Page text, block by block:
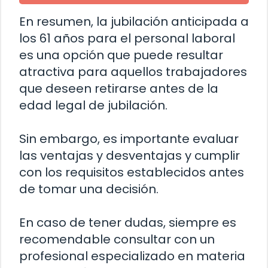
En resumen, la jubilación anticipada a
los 61 años para el personal laboral
es una opción que puede resultar
atractiva para aquellos trabajadores
que deseen retirarse antes de la
edad legal de jubilación.
Sin embargo, es importante evaluar
las ventajas y desventajas y cumplir
con los requisitos establecidos antes
de tomar una decisión.
En caso de tener dudas, siempre es
recomendable consultar con un
profesional especializado en materia